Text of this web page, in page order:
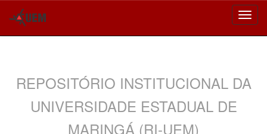
REPOSITÓRIO INSTITUCIONAL DA
UNIVERSIDADE ESTADUAL DE
MARINGÁ (RI-UEM)